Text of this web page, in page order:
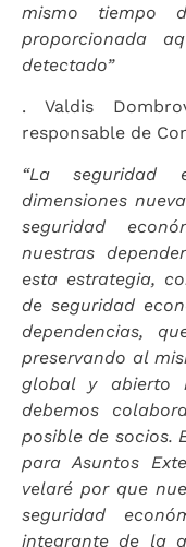
mismo tiempo
proporcionada
detectado”
. Valdis
responsable de
“La
dimensiones
seguridad
nuestras
esta estrategia,
de seguridad
dependencias,
preservando al
global y abierto
debemos
posible de socios.
para Asuntos
velaré por que
seguridad
integrante de la